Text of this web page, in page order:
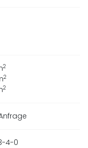
2
2
2
4-0